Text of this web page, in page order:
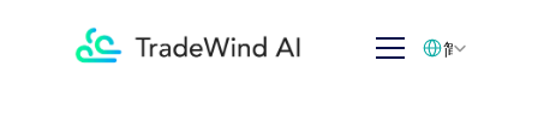
简体中文